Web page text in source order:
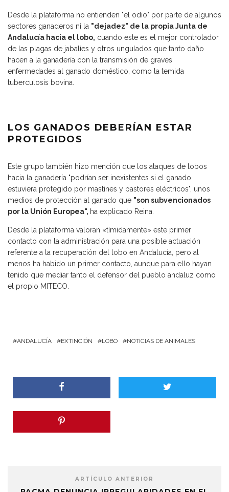
Desde la plataforma no entienden "el odio" por parte de algunos
sectores ganaderos ni la "dejadez" de la propia Junta de
Andalucía hacia el lobo, cuando este es el mejor controlador
de las plagas de jabalíes y otros ungulados que tanto daño
hacen a la ganadería con la transmisión de graves
enfermedades al ganado doméstico, como la temida
tuberculosis bovina.
LOS GANADOS DEBERÍAN ESTAR
PROTEGIDOS
Este grupo también hizo mención que los ataques de lobos
hacia la ganadería "podrían ser inexistentes si el ganado
estuviera protegido por mastines y pastores eléctricos", unos
medios de protección al ganado que "son subvencionados
por la Unión Europea", ha explicado Reina.
Desde la plataforma valoran «tímidamente» este primer
contacto con la administración para una posible actuación
referente a la recuperación del lobo en Andalucía, pero al
menos ha habido un primer contacto, aunque para ello hayan
tenido que mediar tanto el defensor del pueblo andaluz como
el propio MITECO.
ANDALUCÍA EXTINCIÓN LOBO NOTICIAS DE ANIMALES
ARTÍCULO ANTERIOR